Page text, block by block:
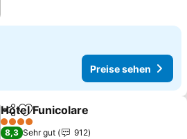
Preise sehen
TeilenZu Favoriten hinzufügen
Hotel Funicolare
4 Sterne
8,3 Sehr gut
912